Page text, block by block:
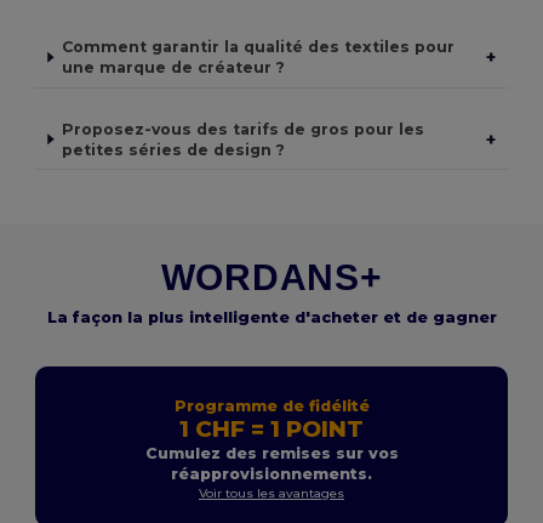
Comment garantir la qualité des textiles pour
une marque de créateur ?
+
Proposez-vous des tarifs de gros pour les
petites séries de design ?
+
WORDANS+
La façon la plus intelligente d'acheter et de gagner
Programme de fidélité
1 CHF = 1 POINT
Cumulez des remises sur vos
réapprovisionnements.
Voir tous les avantages